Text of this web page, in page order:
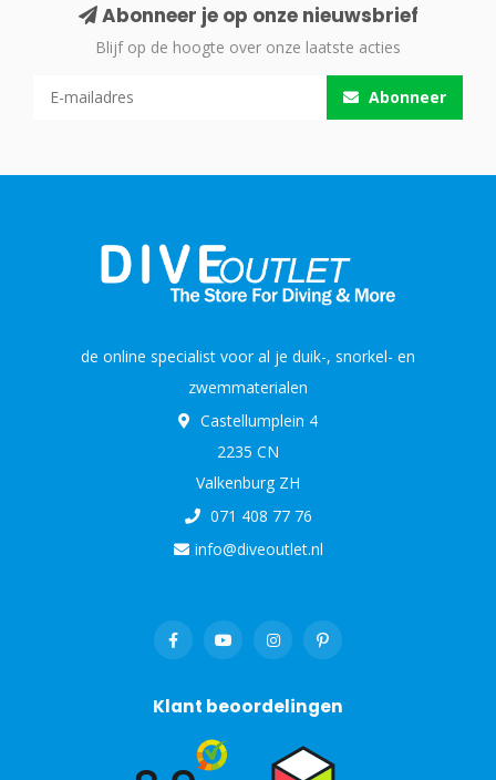
Abonneer je op onze nieuwsbrief
Blijf op de hoogte over onze laatste acties
Abonneer
de online specialist voor al je duik-, snorkel- en
zwemmaterialen
Castellumplein 4
2235 CN
Valkenburg ZH
071 408 77 76
info@diveoutlet.nl
Klant beoordelingen